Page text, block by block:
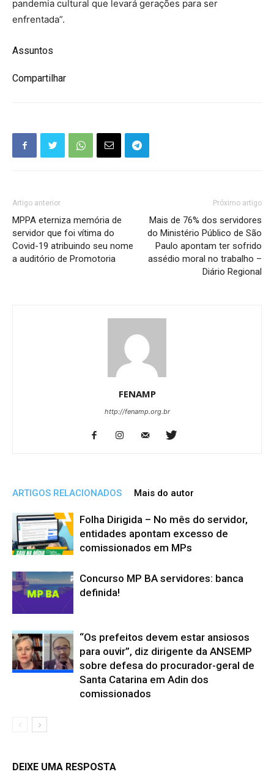
pandemia cultural que levará gerações para ser
enfrentada”.
Assuntos
Compartilhar
Artigo anterior
MPPA eterniza memória de
servidor que foi vítima do
Covid-19 atribuindo seu nome
a auditório de Promotoria
Próximo artigo
Mais de 76% dos servidores
do Ministério Público de São
Paulo apontam ter sofrido
assédio moral no trabalho –
Diário Regional
FENAMP
http://fenamp.org.br
ARTIGOS RELACIONADOS Mais do autor
Folha Dirigida – No mês do servidor,
entidades apontam excesso de
comissionados em MPs
Concurso MP BA servidores: banca
definida!
“Os prefeitos devem estar ansiosos
para ouvir”, diz dirigente da ANSEMP
sobre defesa do procurador-geral de
Santa Catarina em Adin dos
comissionados
DEIXE UMA RESPOSTA